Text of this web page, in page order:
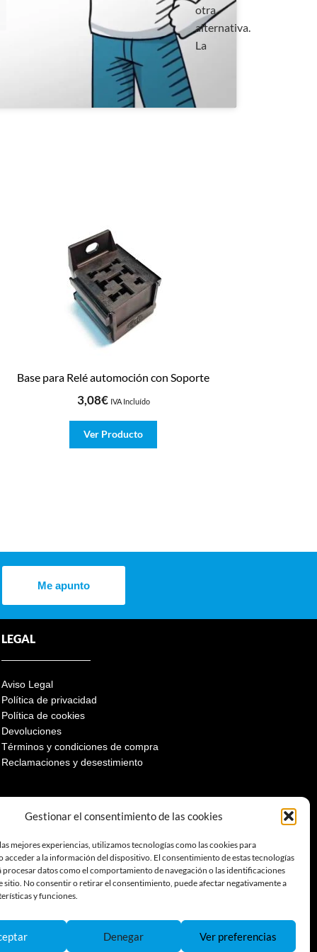
Gestionar el consentimiento de las cookies
mejores experiencias, utilizamos tecnologías como las cookies para
acceder a la información del dispositivo. El consentimiento de estas tecnologías
datos como el comportamiento de navegación o las identificaciones
sitio. No consentir o retirar el consentimiento, puede afectar negativamente a
y funciones.
Denegar Ver preferencias
otra
alternativa.
La
Base para Relé automoción con Soporte
3,08€ IVA Incluído
Ver Producto
Me apunto
LEGAL
Aviso Legal
Política de privacidad
Política de cookies
Devoluciones
Términos y condiciones de compra
Reclamaciones y desestimiento